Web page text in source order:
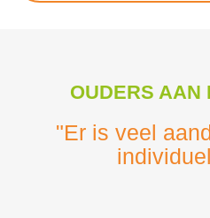
OUDERS AAN
"Er is veel